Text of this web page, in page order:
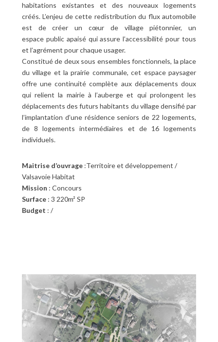
habitations existantes et des nouveaux logements
créés. L’enjeu de cette redistribution du flux automobile
est de créer un cœur de village piétonnier, un
espace public apaisé qui assure l’accessibilité pour tous
et l’agrément pour chaque usager.
Constitué de deux sous ensembles fonctionnels, la place
du village et la prairie communale, cet espace paysager
offre une continuité complète aux déplacements doux
qui relient la mairie à l’auberge et qui prolongent les
déplacements des futurs habitants du village densifié par
l’implantation d’une résidence seniors de 22 logements,
de 8 logements intermédiaires et de 16 logements
individuels.
Maitrise d’ouvrage:Territoire et développement /
Valsavoie Habitat
Mission : Concours
Surface: 3 220m² SP
Budget : /